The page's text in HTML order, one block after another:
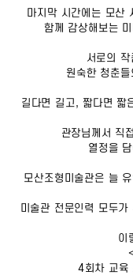
마지막 시간에는 모산
함께 감상해보는
서로의
원숙한 청춘
길다면 길고, 짧다면 짧
관장님께서 직
열정을
모산조형미술관은 늘
미술관 전문인력 모두
이
4회차 교육